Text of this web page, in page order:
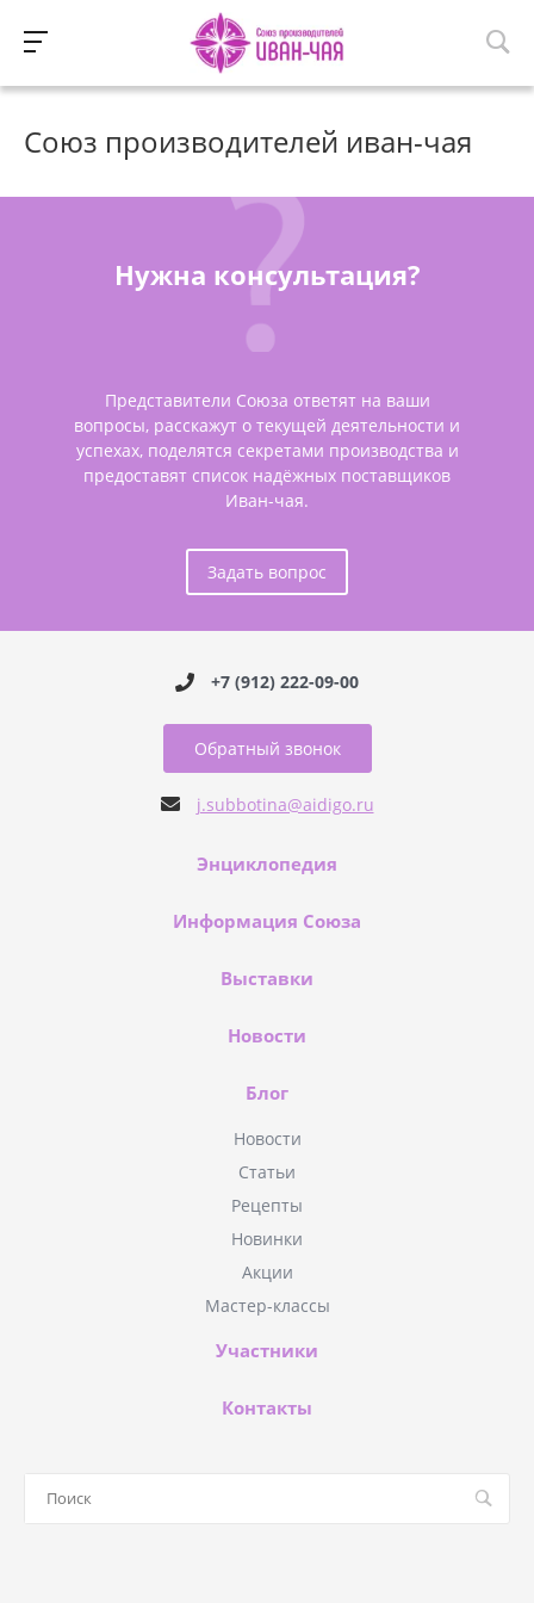
Союз производителей иван-чая
Нужна консультация?
Представители Союза ответят на ваши
вопросы, расскажут о текущей деятельности и
успехах, поделятся секретами производства и
предоставят список надёжных поставщиков
Иван-чая.
Задать вопрос
+7 (912) 222-09-00
Обратный звонок
j.subbotina@aidigo.ru
Энциклопедия
Информация Союза
Выставки
Новости
Блог
Новости
Статьи
Рецепты
Новинки
Акции
Мастер-классы
Участники
Контакты